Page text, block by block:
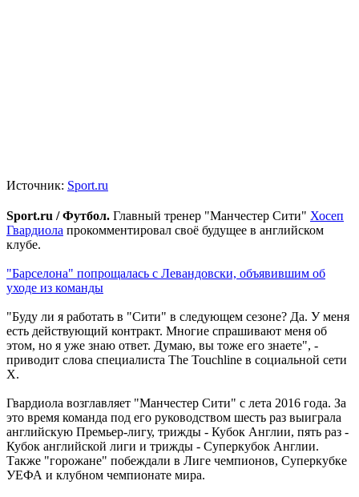
Источник: Sport.ru
Sport.ru / Футбол. Главный тренер "Манчестер Сити" Хосеп
Гвардиола прокомментировал своё будущее в английском
клубе.
"Барселона" попрощалась с Левандовски, объявившим об
уходе из команды
"Буду ли я работать в "Сити" в следующем сезоне? Да. У меня
есть действующий контракт. Многие спрашивают меня об
этом, но я уже знаю ответ. Думаю, вы тоже его знаете", -
приводит слова специалиста The Touchline в социальной сети
X.
Гвардиола возглавляет "Манчестер Сити" с лета 2016 года. За
это время команда под его руководством шесть раз выиграла
английскую Премьер-лигу, трижды - Кубок Англии, пять раз -
Кубок английской лиги и трижды - Суперкубок Англии.
Также "горожане" побеждали в Лиге чемпионов, Суперкубке
УЕФА и клубном чемпионате мира.